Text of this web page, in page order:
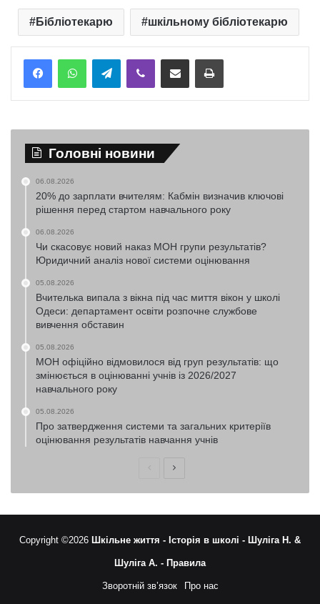
Бібліотекарю шкільному бібліотекарю
TelegramViber Надіслати електронною поштоюНадрукувати
Головні новини
06.08.2026
20% до зарплати вчителям: Кабмін визначив ключові
рішення перед стартом навчального року
06.08.2026
Чи скасовує новий наказ МОН групи результатів?
Юридичний аналіз нової системи оцінювання
05.08.2026
Вчителька випала з вікна під час миття вікон у школі
Одеси: департамент освіти розпочне службове
вивчення обставин
05.08.2026
МОН офіційно відмовилося від груп результатів: що
змінюється в оцінюванні учнів із 2026/2027
навчального року
05.08.2026
Про затвердження системи та загальних критеріїв
оцінювання результатів навчання учнів
ПопередняНаступна
Copyright ©2026 Шкільне життя - Історія в школі - Шуліга Н. &
Шуліга А. - Правила
Зворотній зв’язок Про нас